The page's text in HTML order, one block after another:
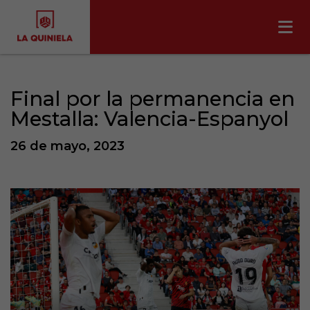
Final por la permanencia en
Mestalla: Valencia-Espanyol
26 de mayo, 2023